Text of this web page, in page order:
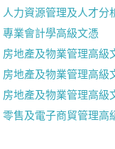
人力資源管理及人才分
專業會計學高級文憑
房地產及物業管理高級
房地產及物業管理高級
房地產及物業管理高級
零售及電子商貿管理高